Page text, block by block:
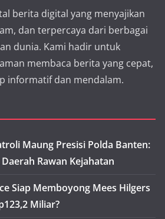
berita digital yang menyajikan
dan terpercaya dari berbagai
dunia. Kami hadir untuk
membaca berita yang cepat,
informatif dan mendalam.
Maung Presisi Polda Banten:
Rawan Kejahatan
Siap Memboyong Mees Hilgers
Miliar?